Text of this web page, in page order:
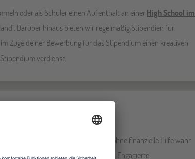
oder als Schüler einen Aufenthalt an einerHigh School im
Darüber hinaus bieten wir regelmäßig Stipendien für
Zuge deiner Bewerbung für das Stipendium einen kreativen
verdienst.
, ohne finanzielle Hilfe wahr
besteht der Anspruch auf Bafög. Engagierte